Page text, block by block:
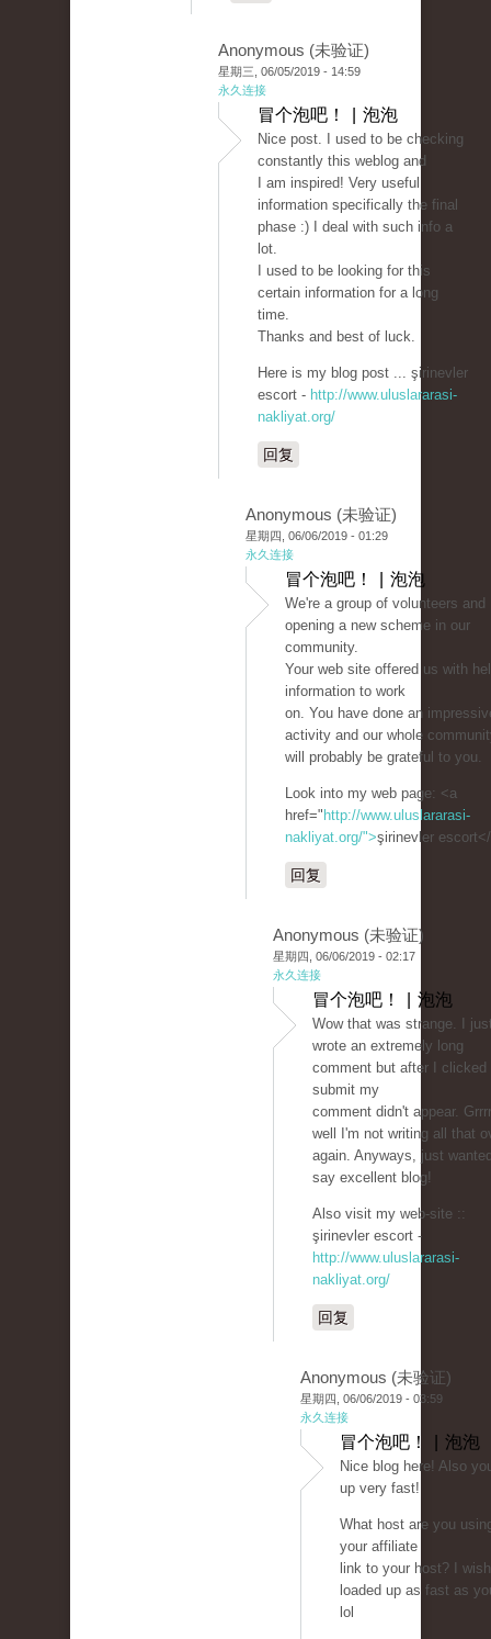
Anonymous (未验证)
星期三, 06/05/2019 - 14:59
永久连接
冒个泡吧！ | 泡泡
Nice post. I used to be checking
constantly this weblog and
I am inspired! Very useful
information specifically the final
phase :) I deal with such info a
lot.
I used to be looking for this
certain information for a long
time.
Thanks and best of luck.
Here is my blog post ... şirinevler
escort - http://www.uluslararasi-
nakliyat.org/
回复
Anonymous (未验证)
星期四, 06/06/2019 - 01:29
永久连接
冒个泡吧！ | 泡泡
We're a group of volunteers and
opening a new scheme in our
community.
Your web site offered us with
information to work
on. You have done an
activity and our whole
will probably be grateful to you.
Look into my web page: <a
href=" http://www.uluslararasi-
nakliyat.org/">şirinevler
回复
Anonymous (未验证)
星期四, 06/06/2019 - 02:17
永久连接
冒个泡吧！ | 泡泡
Wow that was strange. I
wrote an extremely long
comment but after I clicked
submit my
comment didn't appear.
well I'm not writing all that
again. Anyways, just
say excellent blog!
Also visit my web-site ::
şirinevler escort -
http://www.uluslararasi-
nakliyat.org/
回复
Anonymous (未验证)
星期四, 06/06/2019 - 03:59
永久连接
冒个泡吧！ | 泡泡
Nice blog here! Also
up very fast!
What host are you
your affiliate
link to your host? I
loaded up as fast as
lol